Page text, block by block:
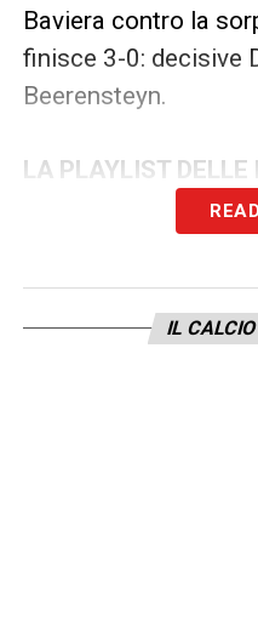
Baviera contro la
finisce 3-0: decisive
Beerensteyn.
LA PLAYLIST DELLE
IL